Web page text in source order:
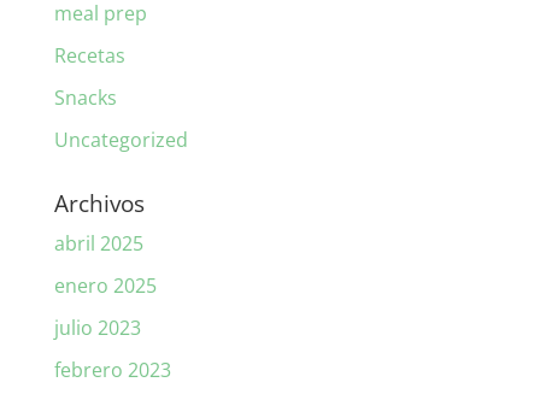
meal prep
Recetas
Snacks
Uncategorized
Archivos
abril 2025
enero 2025
julio 2023
febrero 2023